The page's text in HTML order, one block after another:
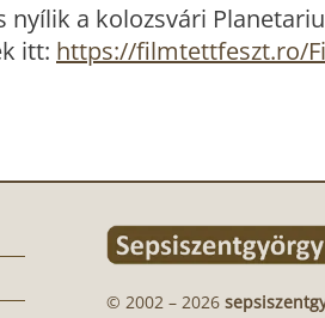
a kolozsvári
itt: https://filmtettfeszt.ro/
© 2002 – 2026